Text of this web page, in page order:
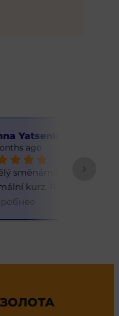
ago
je výhodné směňovat
částky.